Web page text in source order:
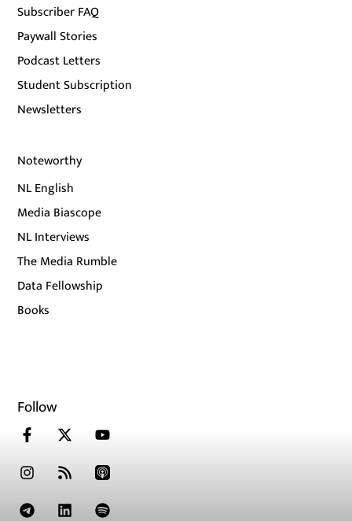
Subscriber FAQ
Paywall Stories
Podcast Letters
Student Subscription
Newsletters
Noteworthy
NL English
Media Biascope
NL Interviews
The Media Rumble
Data Fellowship
Books
Follow